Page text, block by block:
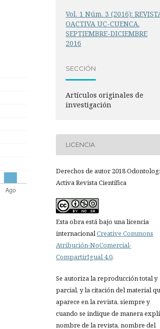
Vol. 1 Núm. 3 (2016):
OACTIVA UC-CUENCA.
SEPTIEMBRE-DICIEMBRE
2016
SECCIÓN
Artículos originales de
investigación
LICENCIA
Derechos de autor 2018
Activa Revista Científica
Esta obra está bajo una licencia
internacionalCreative Commons
Atribución-NoComercial-
CompartirIgual 4.0.
Se autoriza la reproducción total y
parcial, y la citación del material
aparece en la revista, siempre y
cuando se indique de manera
nombre de la revista, nombre del